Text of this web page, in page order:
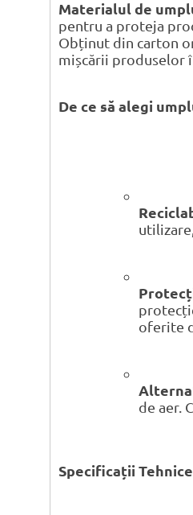
Materialul de
pentru a proteja
Obținut din carton
mișcării produselor
De ce să alegi
oferite
de aer.
Specificații Tehnice